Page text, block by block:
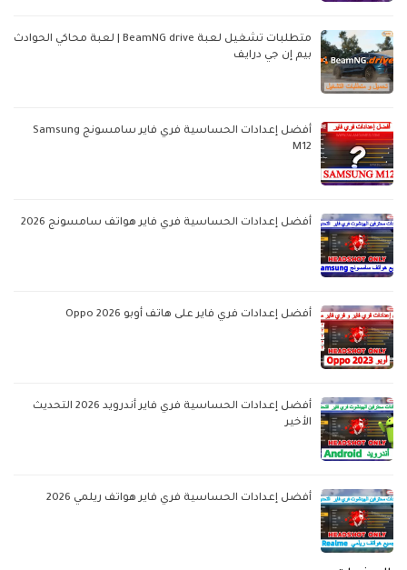
متطلبات تشغيل لعبة BeamNG drive | لعبة محاكي الحوادث
بيم إن جي درايف
أفضل إعدادات الحساسية فري فاير سامسونج Samsung
M12
أفضل إعدادات الحساسية فري فاير هواتف سامسونج 2026
أفضل إعدادات فري فاير على هاتف أوبو Oppo 2026
أفضل إعدادات الحساسية فري فاير أندرويد 2026 التحديث
الأخير
أفضل إعدادات الحساسية فري فاير هواتف ريلمي 2026